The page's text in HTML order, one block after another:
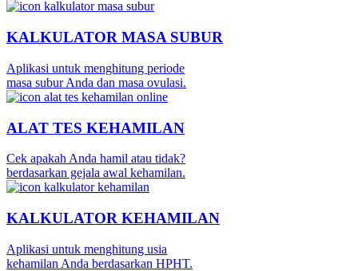
KALKULATOR MASA SUBUR
Aplikasi untuk menghitung periode
masa subur Anda dan masa ovulasi.
ALAT TES KEHAMILAN
Cek apakah Anda hamil atau tidak?
berdasarkan gejala awal kehamilan.
KALKULATOR KEHAMILAN
Aplikasi untuk menghitung usia
kehamilan Anda berdasarkan HPHT.